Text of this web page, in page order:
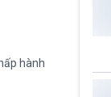
hành